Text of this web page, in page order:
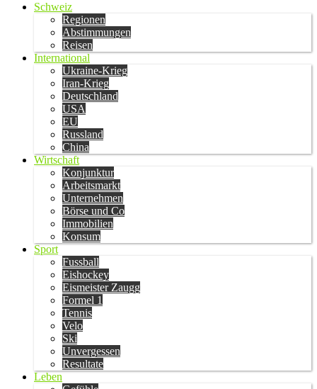
Schweiz
Regionen
Abstimmungen
Reisen
International
Ukraine-Krieg
Iran-Krieg
Deutschland
USA
EU
Russland
China
Wirtschaft
Konjunktur
Arbeitsmarkt
Unternehmen
Börse und Co
Immobilien
Konsum
Sport
Fussball
Eishockey
Eismeister Zaugg
Formel 1
Tennis
Velo
Ski
Unvergessen
Resultate
Leben